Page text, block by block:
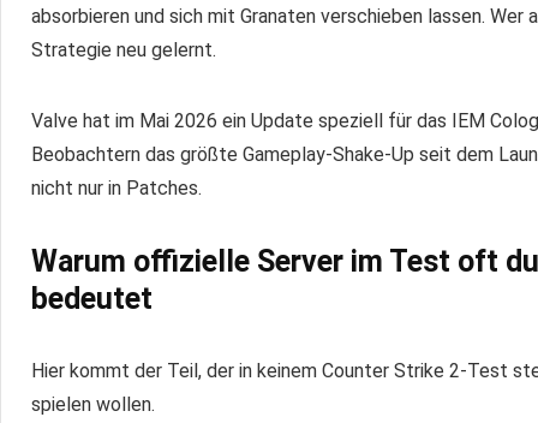
absorbieren und sich mit Granaten verschieben lassen.
Strategie neu gelernt.
Valve hat im Mai 2026 ein Update speziell für das IEM
Beobachtern das größte Gameplay-Shake-Up seit dem
nicht nur in Patches.
Warum offizielle Server im Test oft
bedeutet
Hier kommt der Teil, der in keinem Counter Strike 2-Test
spielen wollen.